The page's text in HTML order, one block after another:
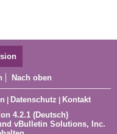
Nach oben
Datenschutz
Kontakt
4.2.1 (Deutsch)
vBulletin Solutions, Inc.